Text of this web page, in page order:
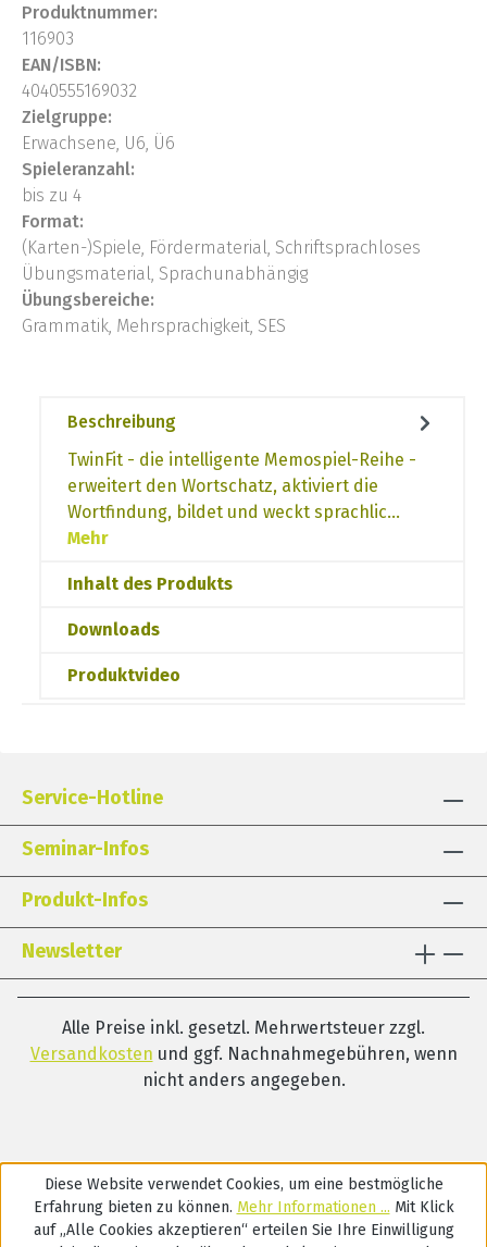
Produktnummer:
116903
EAN/ISBN:
4040555169032
Zielgruppe:
Erwachsene, U6, Ü6
Spieleranzahl:
bis zu 4
Format:
(Karten-)Spiele, Fördermaterial, Schriftsprachloses
Übungsmaterial, Sprachunabhängig
Übungsbereiche:
Grammatik, Mehrsprachigkeit, SES
Beschreibung
TwinFit - die intelligente Memospiel-Reihe -
erweitert den Wortschatz, aktiviert die
Wortfindung, bildet und weckt sprachlic…
Mehr
Inhalt des Produkts
Downloads
Produktvideo
Service-Hotline
Seminar-Infos
Produkt-Infos
Newsletter
Alle Preise inkl. gesetzl. Mehrwertsteuer zzgl.
Versandkosten und ggf. Nachnahmegebühren, wenn
nicht anders angegeben.
Diese Website verwendet Cookies, um eine bestmögliche
Erfahrung bieten zu können. Mehr Informationen ... Mit Klick
auf „Alle Cookies akzeptieren“ erteilen Sie Ihre Einwilligung